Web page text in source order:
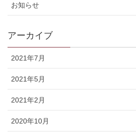
お知らせ
アーカイブ
2021年7月
2021年5月
2021年2月
2020年10月